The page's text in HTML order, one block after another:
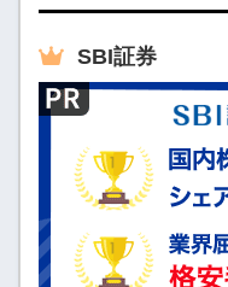
小規模宅地の特例はほぼ
ず覚えましょう！
SBI証券